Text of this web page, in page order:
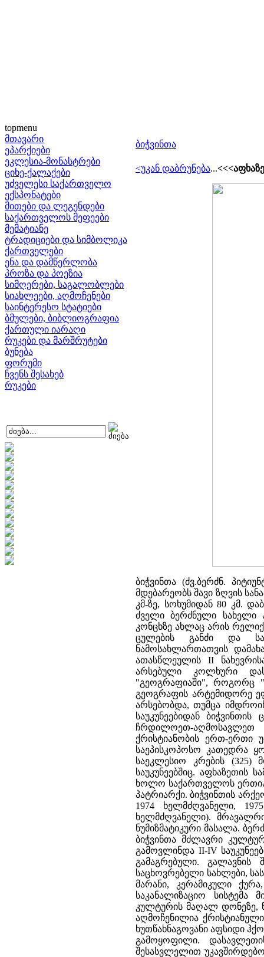
topmenu
მთავარი
ეპარქიები
ეკლესია-მონასტრები
ციხე-ქალაქები
უძველესი საქართველო
ექსპონატები
მითები და ლეგენდები
საქართველოს მეფეები
მემატიანე
ტრადიციები და სიმბოლიკა
ქართველები
ენა და დამწერლობა
პროზა და პოეზია
სიმღერები, საგალობლები
სიახლეები, აღმოჩენები
საინტერესო სტატიები
ბმულები, ბიბლიოგრაფია
ქართული იარაღი
რუკები და მარშრუტები
ბუნება
ფორუმი
ჩვენს შესახებ
რუკები
ბიჭვინთა
<უკან დაბრუნება...
ბიჭვინთა (ძვ.ბერძნ.
მდებარეობს შავი ზღვის
კმ-ზე, სოხუმიდან 80 კმ.
ძველი ბერძნული სახელი
კონცხზე ახლაც არის
ცულების განძი და
ნამოსახლართათვის
ათასწლეულის II
არსებული კოლხური
"გეოგრაფიაში", როგორც
გეოგრაფის არტემიდორე
არსებობდა, თუმცა
საუკუნეებიდან
ჩრდილოეთ-აღმოსავლეთ
ქრისტიანობის ერთ-ერთი
საეპისკოპოსო კათედრა
საეკლესიო კრების
საუკუნეებშიც. აფხაზეთის
ხოლო საქართველოს
პატრიარქი. ბიჭვინთის
1974 ხელმძღვანელი,
ხელმძღვანელი).
ნუმიზმატიკური მასალა.
ბიჭვინთა მძლავრი
გამოვლინდა II-IV
გამაგრებული.
საცხოვრებელი სახლები,
მარანი, კერამიკული
საკანალიზაციო სისტემა
კულტურის მაღალ დონეზე,
აღმოჩენილია
ხუთწახნაგოვანი აფსიდი
გამოყოფილი.
შესასვლელით